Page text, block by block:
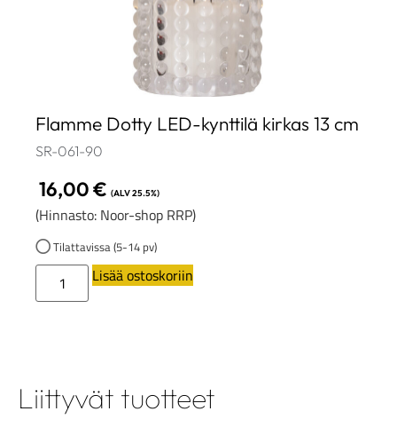
Flamme Dotty LED-kynttilä kirkas 13 cm
SR-061-90
16,00€ (ALV 25.5%)
(Hinnasto: Noor-shop RRP)
Tilattavissa (5-14 pv)
Lisää ostoskoriin
Liittyvät tuotteet